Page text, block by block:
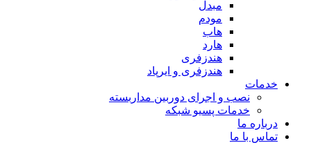
مبدل
مودم
هاب
هارد
هندزفری
هندزفری و ایرپاد
خدمات
نصب و اجرای دوربین مداربسته
خدمات پسیو شبکه
درباره ما
تماس با ما